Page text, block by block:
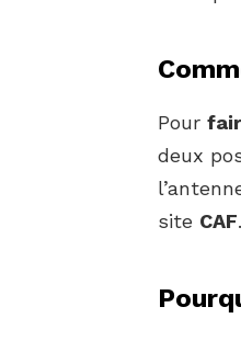
Pour
deux
site CAF